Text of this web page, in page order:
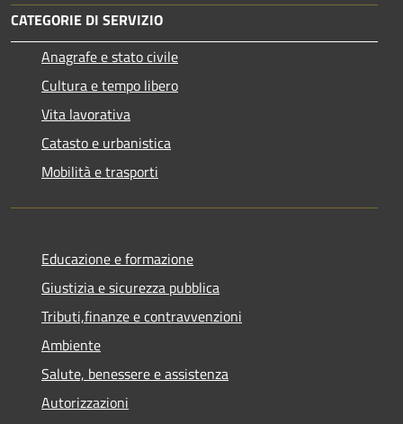
CATEGORIE DI SERVIZIO
Anagrafe e stato civile
Cultura e tempo libero
Vita lavorativa
Catasto e urbanistica
Mobilità e trasporti
Educazione e formazione
Giustizia e sicurezza pubblica
Tributi,finanze e contravvenzioni
Ambiente
Salute, benessere e assistenza
Autorizzazioni